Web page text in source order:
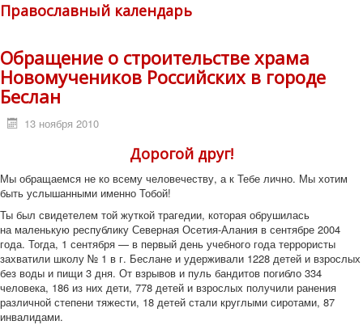
Православный календарь
Обращение о строительстве храма
Новомучеников Российских в городе
Беслан
13 ноября 2010
Дорогой друг!
Мы обращаемся не ко всему человечеству, а к Тебе лично. Мы хотим
быть услышанными именно Тобой!
Ты был свидетелем той жуткой трагедии, которая обрушилась
на маленькую республику Северная Осетия-Алания в сентябре 2004
года. Тогда, 1 сентября — в первый день учебного года террористы
захватили школу № 1 в г. Беслане и удерживали 1228 детей и взрослых
без воды и пищи 3 дня. От взрывов и пуль бандитов погибло 334
человека, 186 из них дети, 778 детей и взрослых получили ранения
различной степени тяжести, 18 детей стали круглыми сиротами, 87
инвалидами.